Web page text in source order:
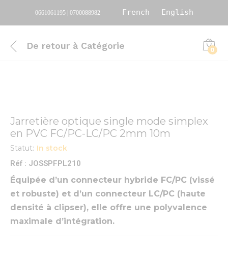
0661061195 | 0700088982 French English
De retour à Catégorie 0
Jarretière optique single mode simplex
en PVC FC/PC-LC/PC 2mm 10m
Statut: In stock
Réf : JOSSPFPL210
Équipée d’un connecteur hybride FC/PC (vissé
et robuste) et d’un connecteur LC/PC (haute
densité à clipser), elle offre une polyvalence
maximale d’intégration.